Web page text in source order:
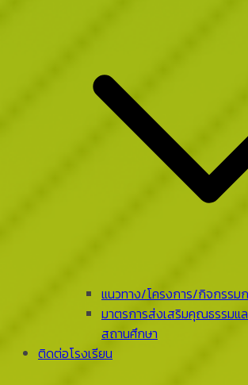
แนวทาง/โครงการ/กิจกรรม
มาตรการส่งเสริมคุณธรรมแล
สถานศึกษา
ติดต่อโรงเรียน